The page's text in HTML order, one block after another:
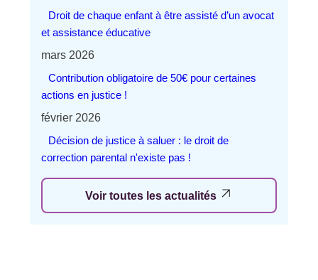
Droit de chaque enfant à être assisté d’un avocat
et assistance éducative
mars 2026
Contribution obligatoire de 50€ pour certaines
actions en justice !
février 2026
Décision de justice à saluer : le droit de
correction parental n'existe pas !
Voir toutes les actualités